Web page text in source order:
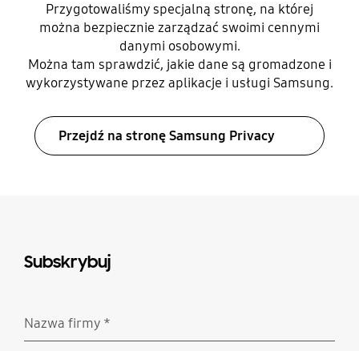
Przygotowaliśmy specjalną stronę, na której
można bezpiecznie zarządzać swoimi cennymi
danymi osobowymi.
Można tam sprawdzić, jakie dane są gromadzone i
wykorzystywane przez aplikacje i usługi Samsung.
Przejdź na stronę Samsung Privacy
Subskrybuj
Nazwa firmy *